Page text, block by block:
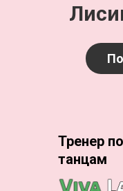
Тренер
танцам